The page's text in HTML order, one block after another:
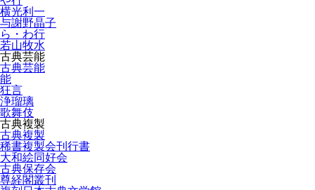
横光利一
与謝野晶子
ら・わ行
若山牧水
古典芸能
古典芸能
能
狂言
浄瑠璃
歌舞伎
古典複製
古典複製
稀書複製会刊行書
大和絵同好会
古典保存会
尊経閣叢刊